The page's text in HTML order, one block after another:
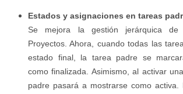
Estados y asignaciones en tareas
Se mejora la gestión jerárquica
Proyectos. Ahora, cuando todas las
estado final, la tarea padre se
como finalizada. Asimismo, al activar
padre pasará a mostrarse como